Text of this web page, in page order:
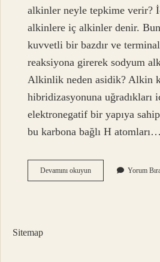
alkinler neyle tepkime verir?
alkinlere iç alkinler denir.
kuvvetli bir bazdır ve
reaksiyona girerek sodyum
Alkinlik neden asidik? Alkin
hibridizasyonuna uğradıkları
elektronegatif bir yapıya
bu karbona bağlı H atomları…
Devamını okuyunAlkinlere
Su
Yorum
Sitemap